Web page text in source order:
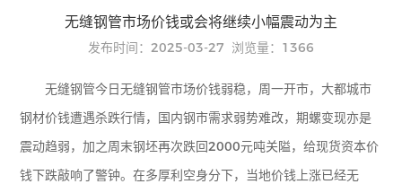
无缝钢管市场价钱或会将继续小幅震动为主
发布时间：2025-03-27 浏览量： 1366
无缝钢管今日无缝钢管市场价钱弱稳，周一开市，大都城市
钢材价钱遭遇杀跌行情，国内钢市需求弱势难改，期螺变现亦是
震动趋弱，加之周末钢坯再次跌回2000元吨关隘，给现货资本价
钱下跌敲响了警钟。在多厚利空身分下，当地价钱上涨已经无